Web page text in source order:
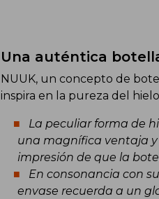
Una auténtica
NUUK, un concepto de
inspira en la pureza del
La peculiar forma de
una magnífica ventaja
impresión de que la
En consonancia con
envase recuerda a un